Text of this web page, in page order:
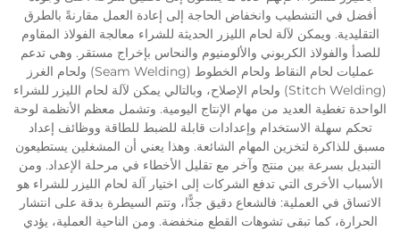
أفضل في التشطيب وانخفاض الحاجة إلى إعادة العمل مقارنةً بالطرق
التقليدية. ويمكن لآلة لحام الليزر الحديثة للشراء معالجة الفولاذ المقاوم
للصدأ والفولاذ الكربوني والألومنيوم والنحاس بإخراج مستقر. وهي تدعم
عمليات لحام النقاط ولحام الخطوط (Seam Welding) ولحام الغرز
(Stitch Welding) ولحام الإصلاح، وبالتالي يمكن لآلة لحام الليزر للشراء
الواحدة تغطية العديد من مهام الإنتاج اليومية. وتشمل معظم الأنظمة لوحة
تحكم سهلة الاستخدام وإعدادات قابلة للضبط للطاقة ووظائف إعداد
مسبق للذاكرة لتخزين المهام الشائعة. وهذا يعني أن المشغلين يستطيعون
التبديل بسرعة بين منتج وآخر مع تقليل الأخطاء في مرحلة الإعداد. ومن
الأسباب الأخرى التي تدفع الشركات إلى اختيار آلة لحام الليزر للشراء هو
الاتساق في العملية: فالشعاع دقيق جدًّا، وتتم السيطرة بدقة على انتشار
الحرارة، كما تبقى تشوهات القطع منخفضة. ومن الناحية العملية، يؤدي